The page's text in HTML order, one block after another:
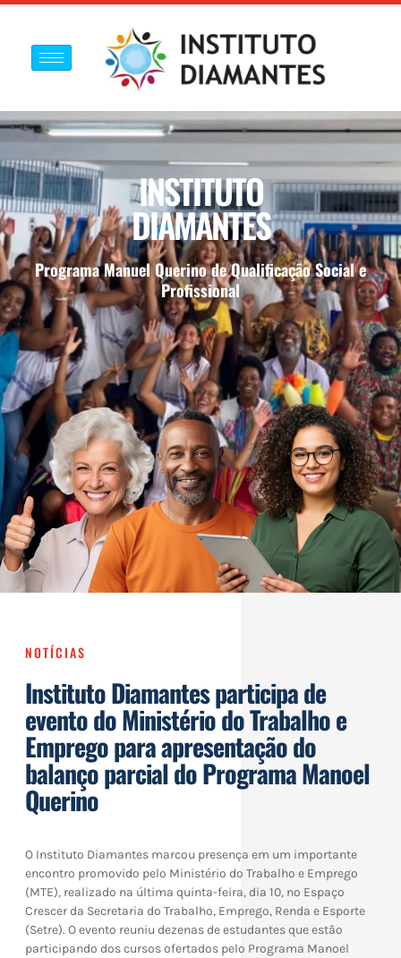
INSTITUTO
DIAMANTES
Programa Manuel Querino de Qualificação Social e
Profissional
NOTÍCIAS
Instituto Diamantes participa de
evento do Ministério do Trabalho e
Emprego para apresentação do
balanço parcial do Programa Manoel
Querino
O Instituto Diamantes marcou presença em um importante
encontro promovido pelo Ministério do Trabalho e Emprego
(MTE), realizado na última quinta-feira, dia 10, no Espaço
Crescer da Secretaria do Trabalho, Emprego, Renda e Esporte
(Setre). O evento reuniu dezenas de estudantes que estão
participando dos cursos ofertados pelo Programa Manoel